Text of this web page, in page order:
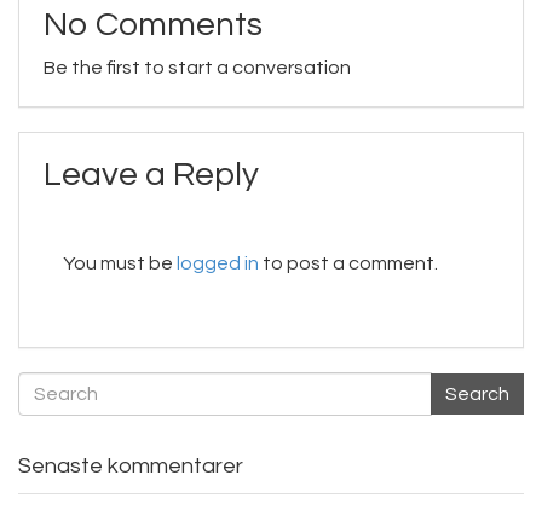
No Comments
Be the first to start a conversation
Leave a Reply
You must be logged in to post a comment.
Search
Senaste kommentarer